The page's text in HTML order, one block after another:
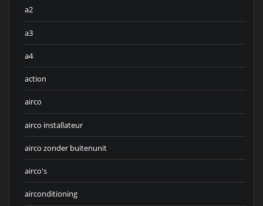
a2
a3
a4
action
airco
airco installateur
airco zonder buitenunit
airco's
airconditioning